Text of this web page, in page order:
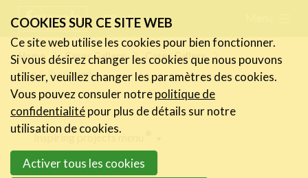
links
Jump
to
navigation
Jump
main
FR NL
Home Cases Gallery
Cases Gallery
Duo & Pro@Work
Digital Champs Cases
Actualités
Activités
Cases Gallery
Le Toolbox
COOKIES SUR CE SITE WEB
Ce site web utilise les cookies pour bien fonctionner.
Si vous désirez changer les cookies que nous pouvons
utiliser, veuillez changer les paramètres des cookies.
Vous pouvez consuler notrepolitique de
confidentialitépour plus de détails sur notre
utilisation de cookies.
Activer tous les cookies